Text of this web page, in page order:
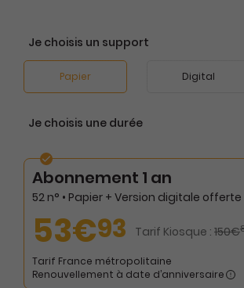
Je choisis un support
Papier Digital
Je choisis une durée
Abonnement 1 an
52 n° • Papier + Version digitale offerte
53€93 Tarif Kiosque : 150€
Tarif France métropolitaine
Renouvellement à date d’anniversaire